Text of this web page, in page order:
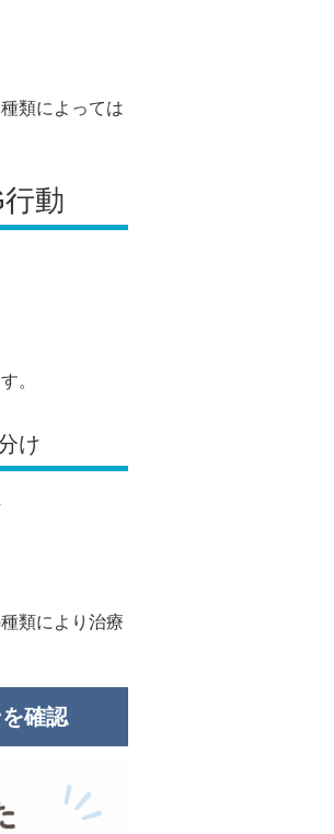
類によっては
動
。
け
類により治療
確認